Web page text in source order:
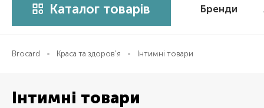
Каталог товарів Бренди
Brocard Краса та здоров'я Інтимні товари
Інтимні товари